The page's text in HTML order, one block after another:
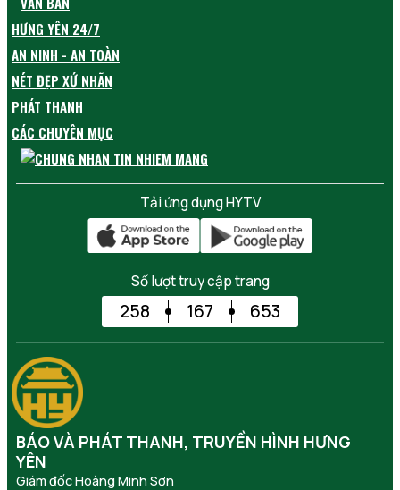
HƯNG YÊN 24/7
AN NINH - AN TOÀN
NÉT ĐẸP XỨ NHÃN
PHÁT THANH
CÁC CHUYÊN MỤC
Tải ứng dụng HYTV
Số lượt truy cập trang
258 167 653
BÁO VÀ PHÁT THANH, TRUYỀN HÌNH HƯNG
YÊN
Giám đốc Hoàng Minh Sơn